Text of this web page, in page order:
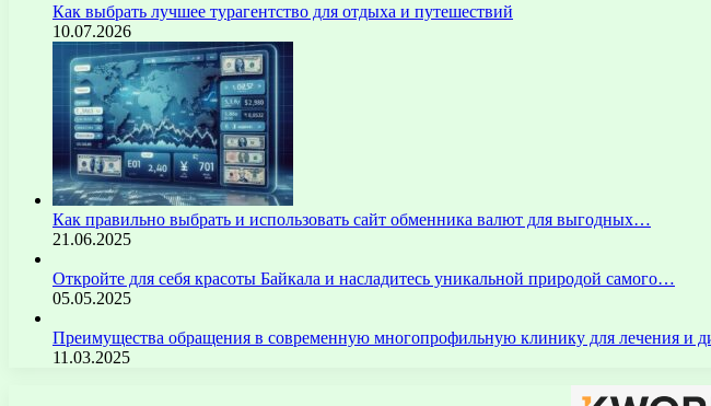
Как выбрать лучшее турагентство для отдыха и путешествий
10.07.2026
Как правильно выбрать и использовать сайт обменника валют для выгодных…
21.06.2025
Откройте для себя красоты Байкала и насладитесь уникальной природой самого…
05.05.2025
Преимущества обращения в современную многопрофильную клинику для лечения и
11.03.2025